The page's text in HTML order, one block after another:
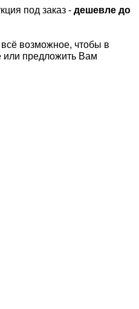
под заказ - дешевле до
возможное, чтобы в
или предложить Вам